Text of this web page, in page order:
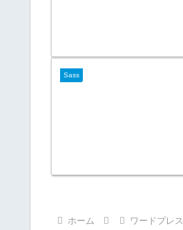
Sass
ホーム ワードプレス